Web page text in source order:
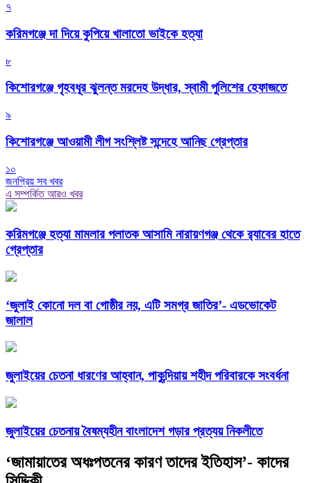
৭
করিমগঞ্জে দা দিয়ে কুপিয়ে খালাতো ভাইকে হত্যা
৮
কিশোরগঞ্জে গৃহবধূর ঝুলন্ত মরদেহ উদ্ধার, স্বামী পুলিশের হেফাজতে
৯
কিশোরগঞ্জে আওয়ামী লীগ সংশ্লিষ্ট সন্দেহে আনিছ গ্রেপ্তার
১০
জনপ্রিয় সব খবর
এ সম্পর্কিত আরও খবর
করিমগঞ্জে হত্যা মামলার পলাতক আসামি নারায়ণগঞ্জ থেকে র‌্যাবের হাতে
গ্রেপ্তার
‘জুলাই কোনো দল বা গোষ্ঠীর নয়, এটি সমগ্র জাতির’- এডভোকেট
জালাল
জুলাইয়ের চেতনা ধারণের আহ্বান, পাকুন্দিয়ায় শহীদ পরিবারকে সংবর্ধনা
জুলাইয়ের চেতনায় বৈষম্যহীন বাংলাদেশ গড়ার প্রত্যয় নিকলীতে
‘জামায়াতের অধঃপতনের কারণ তাদের ইতিহাস’- কাদের